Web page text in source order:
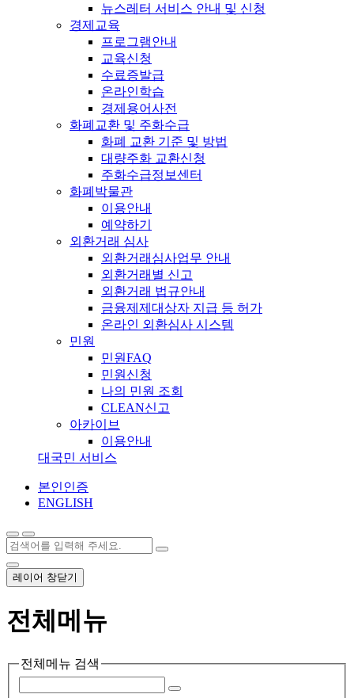
뉴스레터 서비스 안내 및 신청
경제교육
프로그램안내
교육신청
수료증발급
온라인학습
경제용어사전
화폐교환 및 주화수급
화폐 교환 기준 및 방법
대량주화 교환신청
주화수급정보센터
화폐박물관
이용안내
예약하기
외환거래 심사
외환거래심사업무 안내
외환거래별 신고
외환거래 법규안내
금융제제대상자 지급 등 허가
온라인 외환심사 시스템
민원
민원FAQ
민원신청
나의 민원 조회
CLEAN신고
아카이브
이용안내
대국민 서비스
본인인증
ENGLISH
레이어 창닫기
전체메뉴
전체메뉴 검색